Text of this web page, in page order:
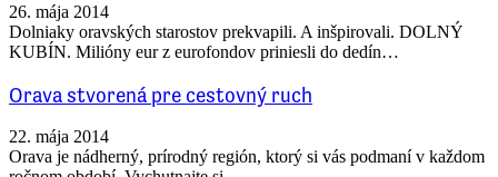
26. mája 2014
Dolniaky oravských starostov prekvapili. A inšpirovali. DOLNÝ
KUBÍN. Milióny eur z eurofondov priniesli do dedín…
Orava stvorená pre cestovný ruch
22. mája 2014
Orava je nádherný, prírodný región, ktorý si vás podmaní v každom